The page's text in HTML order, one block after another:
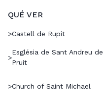
QUÉ VER
>Castell de Rupit
>
Església de Sant Andreu de
Pruit
>Church of Saint Michael